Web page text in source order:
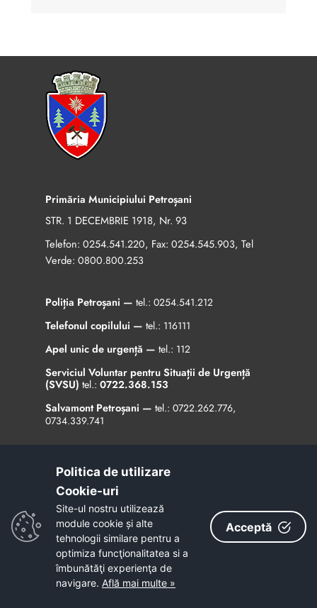
Primăria Municipiului Petroșani
STR. 1 DECEMBRIE 1918, Nr. 93
Telefon: 0254.541.220, Fax: 0254.545.903, Tel
Verde: 0800.800.253
Poliția Petroșani — tel.: 0254.541.212
Telefonul copilului — tel.: 116111
Apel unic de urgență — tel.: 112
Serviciul Voluntar pentru Situații de Urgență
(SVSU) tel.: 0722.368.153
Salvamont Petroșani — tel.: 0722.262.776,
0734.339.741
Administrație
AGENȚIA PENTRU DEZVOLTARE REGIONALĂ VEST
Regulament - protecția datelor
Contact
Politica de utilizare
Cookie-uri‎
Site-ul nostru utilizează
module cookie și alte
tehnologii similare pentru a
optimiza funcţionalitatea si a
îmbunătăţi experienţa de
navigare. Află mai multe »
Acceptă